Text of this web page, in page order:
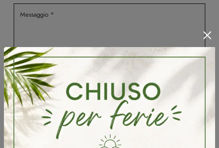
Sfoglia i cataloghi
Ho preso visione della